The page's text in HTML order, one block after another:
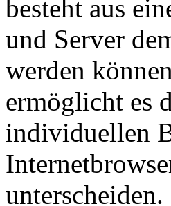
besteht aus
und Server
werden
ermöglicht es
individuellen